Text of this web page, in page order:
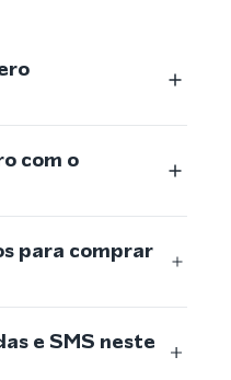
com o
para comprar
e SMS neste